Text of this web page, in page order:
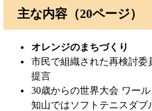
主な内容（20ページ）
オレンジのまちづくり
市民で組織された再検討委
提言
30歳からの世界大会 ワー
知山ではソフトテニスダブ